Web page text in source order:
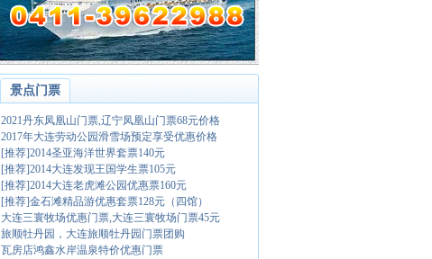
景点门票
2021丹东凤凰山门票,辽宁凤凰山门票68元价格
2017年大连劳动公园滑雪场预定享受优惠价格
[推荐]2014圣亚海洋世界套票140元
[推荐]2014大连发现王国学生票105元
[推荐]2014大连老虎滩公园优惠票160元
[推荐]金石滩精品游优惠套票128元（四馆）
大连三寰牧场优惠门票,大连三寰牧场门票45元
旅顺牡丹园，大连旅顺牡丹园门票团购
瓦房店鸿鑫水岸温泉特价优惠门票